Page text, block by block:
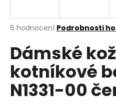
Průměrné
produktu
je
3,5
5
hvězdiček.
6 hodnocení Podrobnosti
Dámské
kotníkové
N1331-00
j
t
?